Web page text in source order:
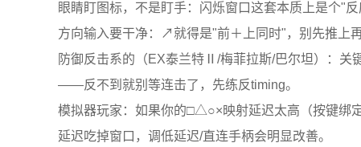
眼睛盯图标，不是盯手：闪烁窗口这套本质上是个"
方向输入要干净：↗就得是"前＋上同时"，别先推上
防御反击系的（EX泰兰特Ⅱ/梅菲拉斯/巴尔坦）：关
——反不到就别等连击了，先练反timing。
模拟器玩家：如果你的□△○×映射延迟太高（按键
延迟吃掉窗口，调低延迟/直连手柄会明显改善。